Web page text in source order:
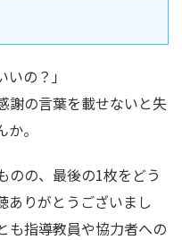
の？」
謝の言葉を載せないと失
。
のの、最後の1枚をどう
ありがとうございまし
も指導教員や協力者への